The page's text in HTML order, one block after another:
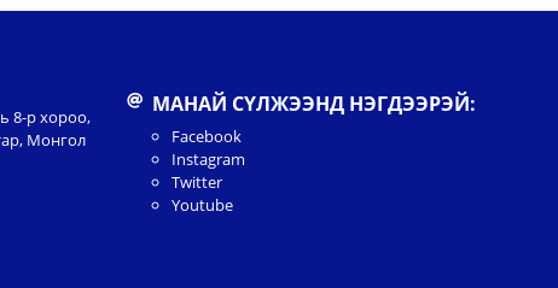
8-р хороо,
Монгол
МАНАЙ СҮЛЖЭЭНД НЭГДЭЭРЭЙ:
Facebook
Instagram
Twitter
Youtube